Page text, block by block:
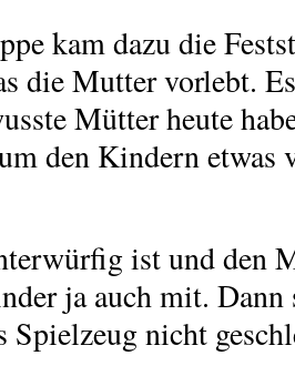
kam dazu die
die Mutter vorlebt.
Mütter heute
den Kindern etwas
ist und den
ja auch mit. Dann
Spielzeug nicht